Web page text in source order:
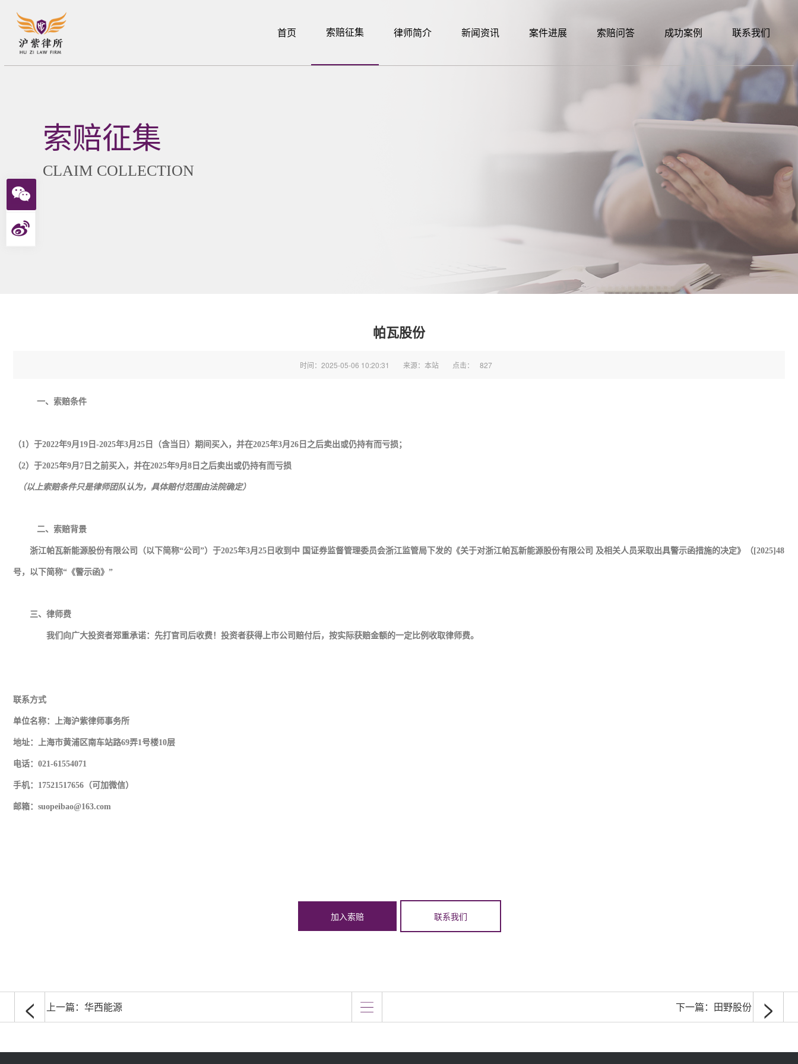
首页 索赔征集 律师简介 新闻资讯 案件进展 索赔问答 成功案例 联系我们
索赔征集
CLAIM COLLECTION
帕瓦股份
时间：2025-05-06 10:20:31 来源：本站 点击： 827
一、索赔条件
（1）于2022年9月19日-2025年3月25日（含当日）期间买入，并在2025年3月26日之后卖出或仍持有而亏损；
（2）于2025年9月7日之前买入，并在2025年9月8日之后卖出或仍持有而亏损
（以上索赔条件只是律师团队认为，具体赔付范围由法院确定）
二、索赔背景
浙江帕瓦新能源股份有限公司（以下简称“公司”）于2025年3月25日收到中 国证券监督管理委员会浙江监管局下发的《关于对浙江帕瓦新能源股份有限公司 及相关人员采取出具警示函措施的决定》（[2025]48
号，以下简称“《警示函》”
三、律师费
我们向广大投资者郑重承诺：先打官司后收费！投资者获得上市公司赔付后，按实际获赔金额的一定比例收取律师费。
联系方式
单位名称：上海沪紫律师事务所
地址：上海市黄浦区南车站路69弄1号楼10层
电话：021-61554071
手机：17521517656（可加微信）
邮箱：suopeibao@163.com
加入索赔 联系我们
< 上一篇： 华西能源 >
下一篇： 田野股份